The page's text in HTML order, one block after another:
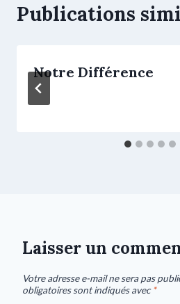
Publications
Notre Différence
Laisser un
Votre adresse e-mail ne sera pas
obligatoires sont indiqués avec*